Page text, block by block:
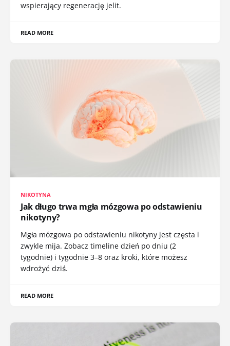
wspierający regenerację jelit.
READ MORE
NIKOTYNA
Jak długo trwa mgła mózgowa po odstawieniu
nikotyny?
Mgła mózgowa po odstawieniu nikotyny jest częsta i
zwykle mija. Zobacz timeline dzień po dniu (2
tygodnie) i tygodnie 3–8 oraz kroki, które możesz
wdrożyć dziś.
READ MORE